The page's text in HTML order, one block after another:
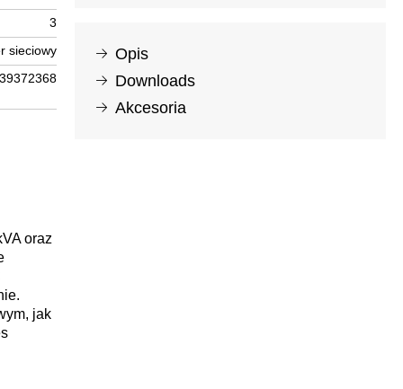
3
sieciowy
39372368
oraz
jak
Opis
Downloads
Akcesoria